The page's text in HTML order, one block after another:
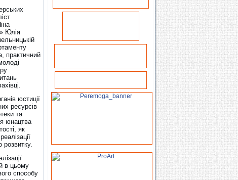
Юлія
практичний
юстиції
ресурсів
та
юнацтва
як
розвитку.
в цьому
способу